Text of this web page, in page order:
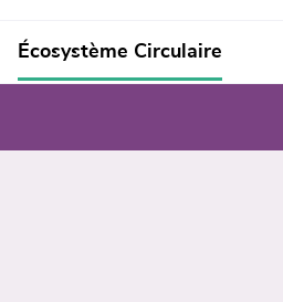
Écosystème Circulaire